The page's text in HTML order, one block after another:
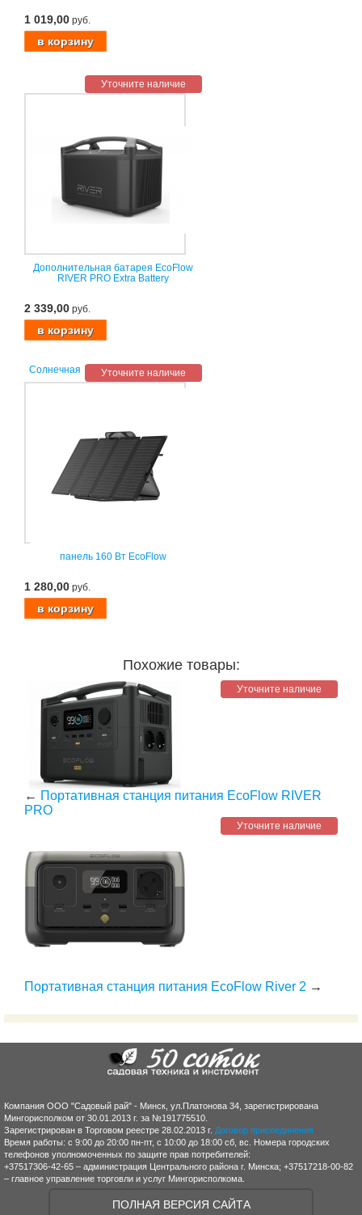
1 019,00 руб.
Уточните наличие
Дополнительная батарея EcoFlow
RIVER PRO Extra Battery
2 339,00 руб.
Уточните наличие
Солнечная
панель 160 Вт EcoFlow
1 280,00 руб.
Похожие товары:
Уточните наличие
← Портативная станция питания EcoFlow RIVER
PRO
Уточните наличие
Портативная станция питания EcoFlow River 2 →
Компания ООО "Садовый рай" - Минск, ул.Платонова 34, зарегистрирована
Мингорисполком от 30.01.2013 г. за №191775510.
Зарегистрирован в Торговом реестре 28.02.2013 г. Договор присоединения
Время работы: с 9:00 до 20:00 пн-пт, с 10:00 до 18:00 сб, вс. Номера городских
телефонов уполномоченных по защите прав потребителей:
+37517306-42-65 – администрация Центрального района г. Минска; +37517218-00-82
– главное управление торговли и услуг Мингорисполкома.
ПОЛНАЯ ВЕРСИЯ САЙТА